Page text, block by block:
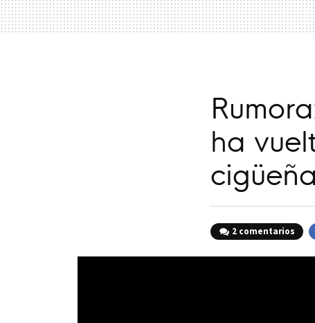
ha
cigüeña
2 comentarios